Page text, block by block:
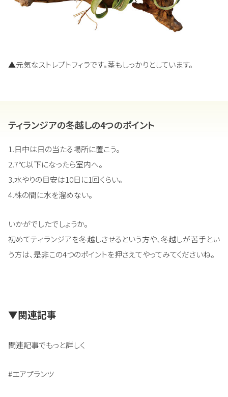
▲元気なストレプトフィラです。茎もしっかりとしています。
ティランジアの冬越しの4つのポイント
1.日中は日の当たる場所に置こう。
2.7℃以下になったら室内へ。
3.水やりの目安は10日に1回くらい。
4.株の間に水を溜めない。
いかがでしたでしょうか。
初めてティランジアを冬越しさせるという方や、冬越しが苦手とい
う方は、是非この4つのポイントを押さえてやってみてくださいね。
▼関連記事
関連記事でもっと詳しく
#エアプランツ